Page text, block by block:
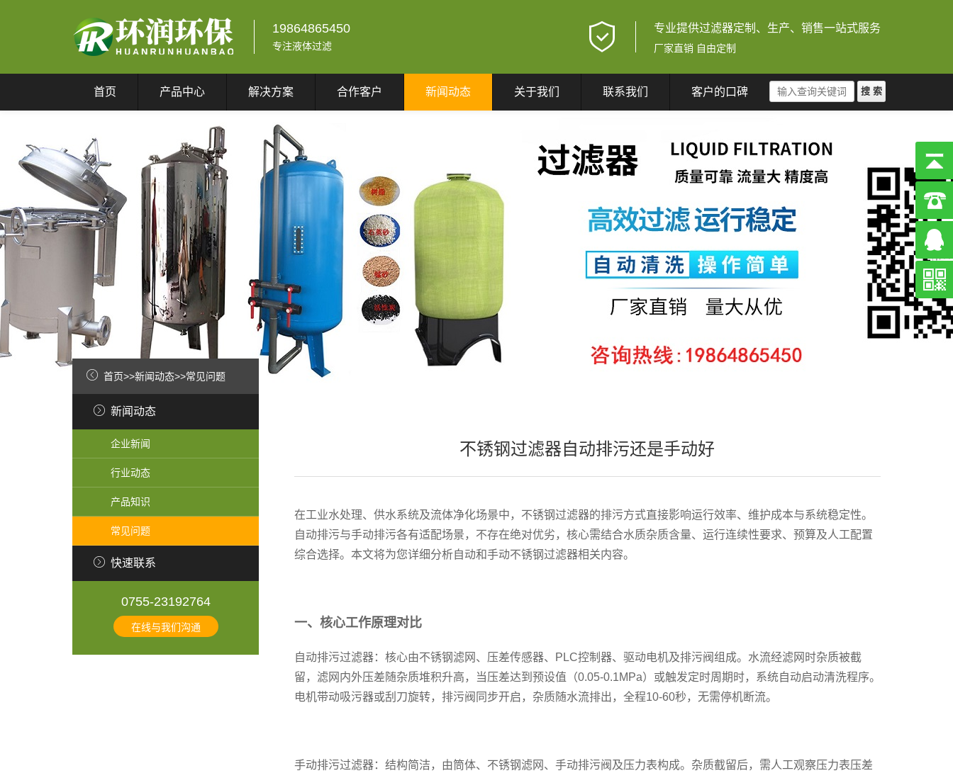
19864865450
专注液体过滤
专业提供过滤器定制、生产、销售一站式服务
厂家直销 自由定制
首页 产品中心 解决方案 合作客户 新闻动态 关于我们 联系我们 客户的口碑
不锈钢过滤器自动排污还是手动好
在工业水处理、供水系统及流体净化场景中，不锈钢过滤器的排污方式直接影响运行效率、维护成本与系统稳定性。
自动排污与手动排污各有适配场景，不存在绝对优劣，核心需结合水质杂质含量、运行连续性要求、预算及人工配置
综合选择。本文将为您详细分析自动和手动不锈钢过滤器相关内容。
一、核心工作原理对比
自动排污过滤器：核心由不锈钢滤网、压差传感器、PLC控制器、驱动电机及排污阀组成。水流经滤网时杂质被截
留，滤网内外压差随杂质堆积升高，当压差达到预设值（0.05-0.1MPa）或触发定时周期时，系统自动启动清洗程序。
电机带动吸污器或刮刀旋转，排污阀同步开启，杂质随水流排出，全程10-60秒，无需停机断流。
手动排污过滤器：结构简洁，由筒体、不锈钢滤网、手动排污阀及压力表构成。杂质截留后，需人工观察压力表压差
首页>>新闻动态>>常见问题
新闻动态
企业新闻
行业动态
产品知识
常见问题
快速联系
0755-23192764
在线与我们沟通